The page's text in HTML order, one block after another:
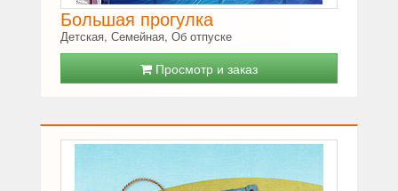
Большая прогулка
Детская, Семейная, Об отпуске
Просмотр и заказ